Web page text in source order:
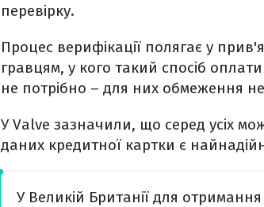
перевірку.
Процес верифікації полягає у
гравцям, у кого такий спосіб
не потрібно – для них обмеження
У Valve зазначили, що серед усіх
даних кредитної картки є
У Великій Британії для